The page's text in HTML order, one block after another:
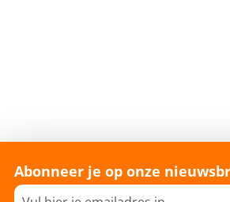
Abonneer je op onze